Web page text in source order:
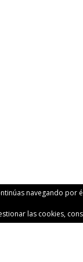
navegando por
las cookies,